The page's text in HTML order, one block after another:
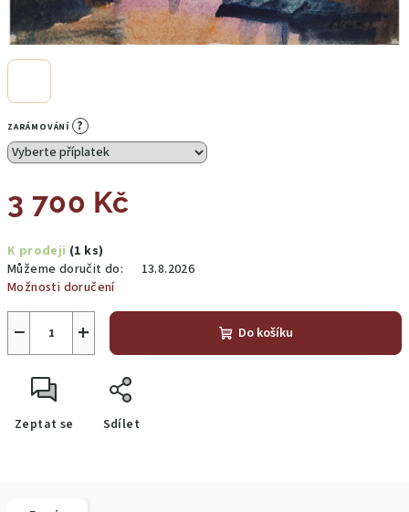
ZARÁMOVÁNÍ ?
3 700 Kč
cena:
K prodeji (1 ks)
Můžeme doručit do:
13.8.2026
Možnosti doručení
+
− Do košíku
Zeptat se Sdílet